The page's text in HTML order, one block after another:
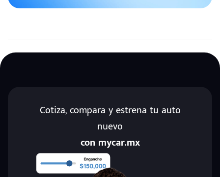
Cotiza, compara y estrena tu auto
nuevo
con mycar.mx